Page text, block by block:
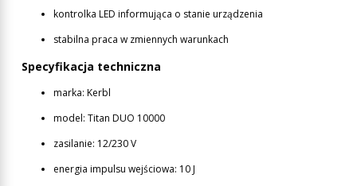
kontrolka LED informująca o stanie urządzenia
stabilna praca w zmiennych warunkach
Specyfikacja techniczna
marka: Kerbl
model: Titan DUO 10000
zasilanie: 12/230 V
energia impulsu wejściowa: 10 J